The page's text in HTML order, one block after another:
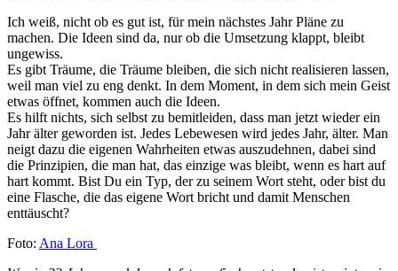
Ich weiß, nicht ob es gut ist, für mein nächstes Jahr Pläne zu
machen. Die Ideen sind da, nur ob die Umsetzung klappt, bleibt
ungewiss.
Es gibt Träume, die Träume bleiben, die sich nicht realisieren lassen,
weil man viel zu eng denkt. In dem Moment, in dem sich mein Geist
etwas öffnet, kommen auch die Ideen.
Es hilft nichts, sich selbst zu bemitleiden, dass man jetzt wieder ein
Jahr älter geworden ist. Jedes Lebewesen wird jedes Jahr, älter. Man
neigt dazu die eigenen Wahrheiten etwas auszudehnen, dabei sind
die Prinzipien, die man hat, das einzige was bleibt, wenn es hart auf
hart kommt. Bist Du ein Typ, der zu seinem Wort steht, oder bist du
eine Flasche, die das eigene Wort bricht und damit Menschen
enttäuscht?
Foto: Ana Lora